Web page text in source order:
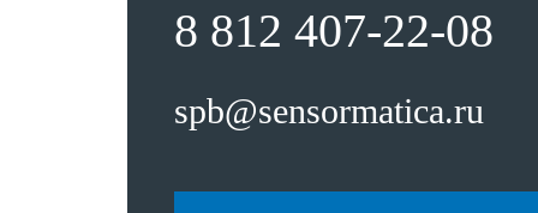
8 812 407-22-08
spb@sensormatica.ru